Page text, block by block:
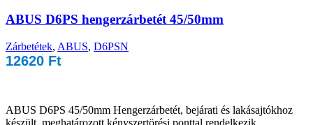
ABUS D6PS hengerzárbetét 45/50mm
Zárbetétek, ABUS, D6PSN
12620 Ft
ABUS D6PS 45/50mm Hengerzárbetét, bejárati és lakásajtókhoz